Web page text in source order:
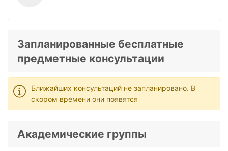
Запланированные бесплатные
предметные консультации
Ближайших консультаций не запланировано. В
скором времени они появятся
Академические группы